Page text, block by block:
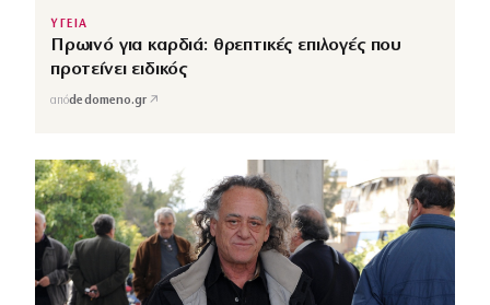
ΥΓΕΙΑ
Πρωινό για καρδιά: θρεπτικές επιλογές που
προτείνει ειδικός
απόdedomeno.gr ↗